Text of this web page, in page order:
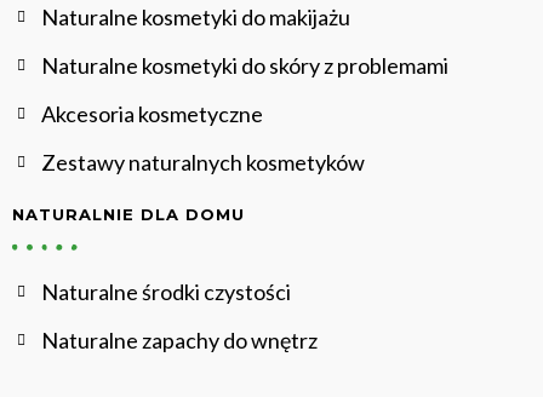
Naturalne kosmetyki do makijażu
Naturalne kosmetyki do skóry z problemami
Akcesoria kosmetyczne
Zestawy naturalnych kosmetyków
NATURALNIE DLA DOMU
Naturalne środki czystości
Naturalne zapachy do wnętrz